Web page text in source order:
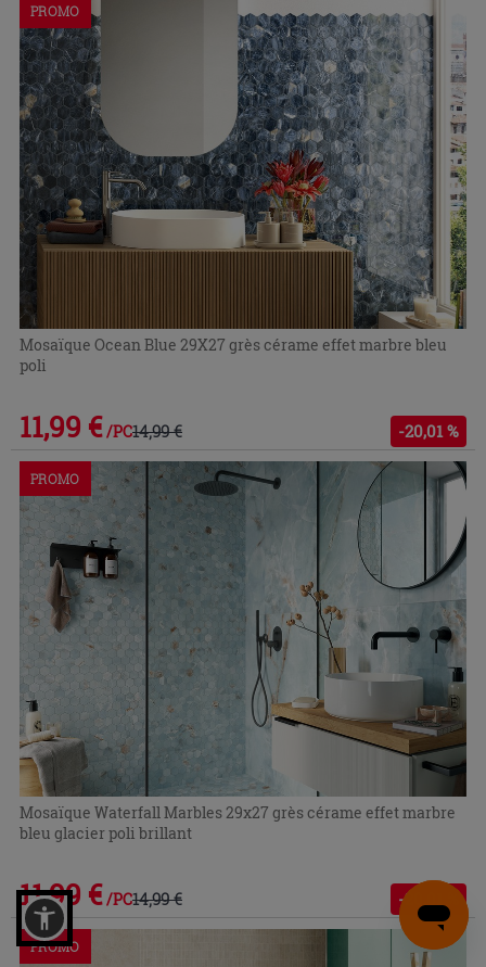
PROMO
Mosaïque Ocean Blue 29X27 grès cérame effet marbre bleu
poli
11,99 € /PC14,99 € -20,01 %
PROMO
Mosaïque Waterfall Marbles 29x27 grès cérame effet marbre
bleu glacier poli brillant
11,99 € /PC14,99 € -20,01 %
PROMO